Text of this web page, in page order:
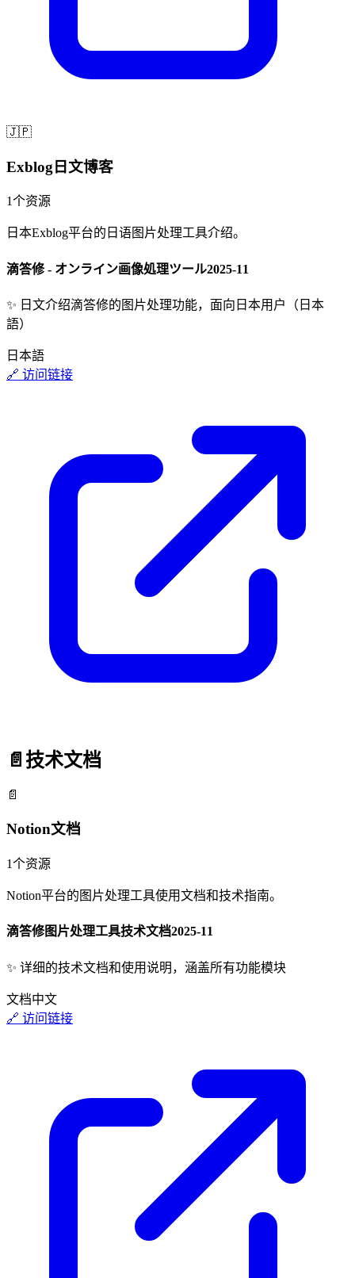
🇯🇵
Exblog日文博客
1个资源
日本Exblog平台的日语图片处理工具介绍。
滴答修 - オンライン画像処理ツール2025-11
✨ 日文介绍滴答修的图片处理功能，面向日本用户（日本
語）
日本語
🔗 访问链接
📄 技术文档
📄
Notion文档
1个资源
Notion平台的图片处理工具使用文档和技术指南。
滴答修图片处理工具技术文档2025-11
✨ 详细的技术文档和使用说明，涵盖所有功能模块
文档中文
🔗 访问链接